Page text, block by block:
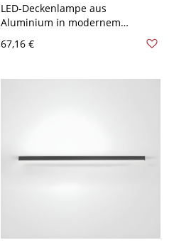
LED-Deckenlampe aus
Aluminium in modernem
Wohnzimmer und Schlafzimmer
67,16 €